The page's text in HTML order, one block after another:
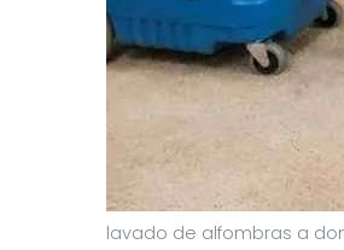
lavado de alfombras a